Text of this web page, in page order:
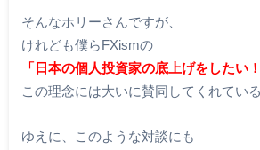
そんなホリーさんですが、
けれども僕らFXismの
「日本の個人投資家の底上げをしたい！
この理念には大いに賛同してくれている
ゆえに、このような対談にも